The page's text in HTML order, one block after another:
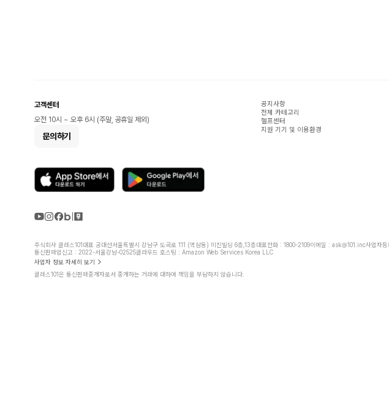
고객센터
오전 10시 ~ 오후 6시 (주말, 공휴일 제외)
문의하기
공지사항
전체 카테고리
헬프센터
지원 기기 및 이용환경
주식회사 클래스101대표 공대선서울특별시 강남구 도곡로 111 (역삼동) 미진빌딩 6층,13층대표전화 : 1800-2109이메일 : ask@101.inc사업자
통신판매업신고 : 2022-서울강남-02525클라우드 호스팅 : Amazon Web Services Korea LLC
사업자 정보 자세히 보기
클래스101은 통신판매중개자로서 중개하는 거래에 대하여 책임을 부담하지 않습니다.